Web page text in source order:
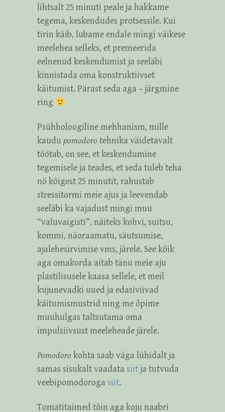
lihtsalt 25 minuti peale ja hakkame
tegema, keskendudes protsessile. Kui
tirin käib, lubame endale mingi väikese
meelehea selleks, et premeerida
eelnenud keskendumist ja seeläbi
kinnistada oma konstruktiivset
käitumist. Pärast seda aga – järgmine
ring
Psühholoogiline mehhanism, mille
kaudu pomodoro tehnika väidetavalt
töötab, on see, et keskendumine
tegemisele ja teades, et seda tuleb teha
nö kõigest 25 minutit, rahustab
stressitormi meie ajus ja leevendab
seeläbi ka vajadust mingi muu
“valuvaigisti”, näiteks kohvi, suitsu,
kommi, näoraamatu, säutsumise,
ajalehesirvimise vms, järele. See kõik
aga omakorda aitab tänu meie aju
plastilisusele kaasa sellele, et meil
kujunevadki uued ja edasiviivad
käitumismustrid ning me õpime
muuhulgas taltsutama oma
impulsiivsust meeleheade järele.
Pomodoro kohta saab väga lühidalt ja
samas sisukalt vaadata siit ja tutvuda
veebipomodoroga siit.
Tomatitaimed tõin aga koju naabri